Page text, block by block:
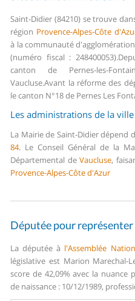
Saint-Didier (84210) se trouve
région Provence-Alpes-Côte
à la communauté
(numéro fiscal : 248400053).
canton de Pernes-les-
Vaucluse.Avant la réforme des
le canton N°18 de Pernes Les
Les administrations de la
La Mairie de Saint-Didier
84. Le Conseil Général de la
Départemental deVaucluse,
Provence-Alpes-Côte d'Azur
Députée pour
La députée à l'Assemblée
législative est Marion Marechal-
score de 42,09% avec la
de naissance : 10/12/1989,